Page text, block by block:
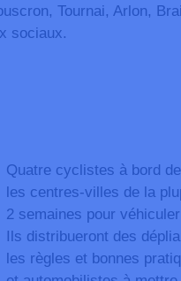
Tournai, Arlon,
sociaux.
Quatre cyclistes à bord
les centres-villes de la
2 semaines pour
Ils distribueront des
les règles et bonnes